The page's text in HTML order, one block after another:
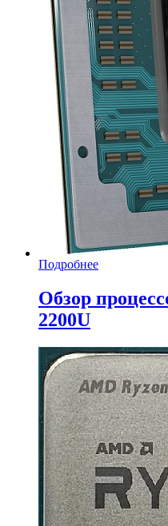
Подробнее
Обзор
2200U